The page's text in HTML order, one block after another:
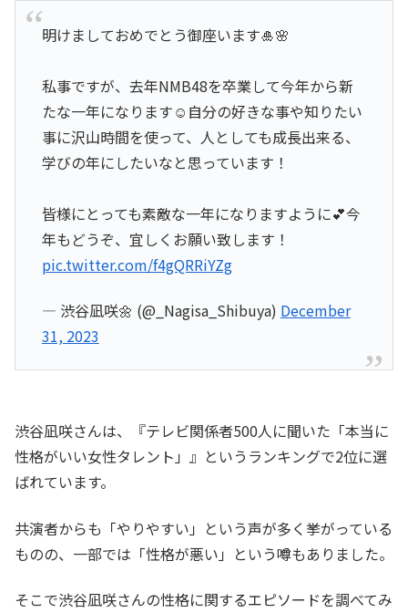
明けましておめでとう御座います🎍🌸
私事ですが、去年NMB48を卒業して今年から新
たな一年になります☺️自分の好きな事や知りたい
事に沢山時間を使って、人としても成長出来る、
学びの年にしたいなと思っています！
皆様にとっても素敵な一年になりますように💕今
年もどうぞ、宜しくお願い致します！
pic.twitter.com/f4gQRRiYZg
— 渋谷凪咲🌼 (@_Nagisa_Shibuya) December
31, 2023
渋谷凪咲さんは、『テレビ関係者500人に聞いた「本当に
性格がいい女性タレント」』というランキングで2位に選
ばれています。
共演者からも「やりやすい」という声が多く挙がっている
ものの、一部では「性格が悪い」という噂もありました。
そこで渋谷凪咲さんの性格に関するエピソードを調べてみ